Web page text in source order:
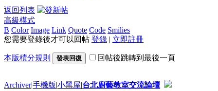
返回列表
高級模式
B Color Image Link Quote Code Smilies
您需要登錄後才可以回帖 登錄 | 立即註冊
本版積分規則 發表回復 回帖後跳轉到最後一頁
Archiver|手機版|小黑屋|台北廚藝教室交流論壇